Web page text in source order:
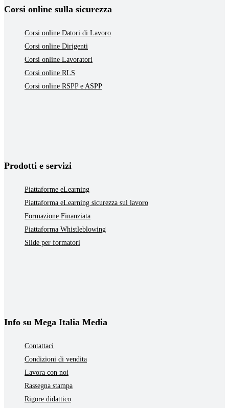
Corsi online sulla sicurezza
Corsi online Datori di Lavoro
Corsi online Dirigenti
Corsi online Lavoratori
Corsi online RLS
Corsi online RSPP e ASPP
Prodotti e servizi
Piattaforme eLearning
Piattaforma eLearning sicurezza sul lavoro
Formazione Finanziata
Piattaforma Whistleblowing
Slide per formatori
Info su Mega Italia Media
Contattaci
Condizioni di vendita
Lavora con noi
Rassegna stampa
Rigore didattico